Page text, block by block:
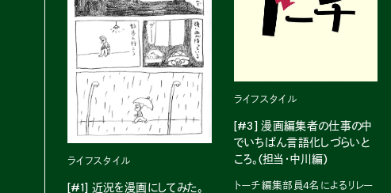
ライフスタイル
[#1] 近況を漫画にしてみた。
ライフスタイル
[#3] 漫画編集者の仕事の中
でいちばん言語化しづらいと
ころ。(担当・中川編)
トーチ編集部員4名によるリレー